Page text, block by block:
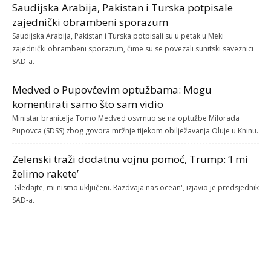
Saudijska Arabija, Pakistan i Turska potpisale
zajednički obrambeni sporazum
Saudijska Arabija, Pakistan i Turska potpisali su u petak u Meki
zajednički obrambeni sporazum, čime su se povezali sunitski saveznici
SAD-a.
Medved o Pupovčevim optužbama: Mogu
komentirati samo što sam vidio
Ministar branitelja Tomo Medved osvrnuo se na optužbe Milorada
Pupovca (SDSS) zbog govora mržnje tijekom obilježavanja Oluje u Kninu.
Zelenski traži dodatnu vojnu pomoć, Trump: ‘I mi
želimo rakete’
'Gledajte, mi nismo uključeni. Razdvaja nas ocean', izjavio je predsjednik
SAD-a.